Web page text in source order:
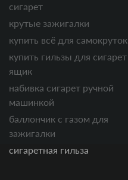
сигарет
крутые зажигалки
купить всё для самокруток
купить гильзы для сигарет
ящик
набивка сигарет ручной
машинкой
баллончик с газом для
зажигалки
сигаретная гильза